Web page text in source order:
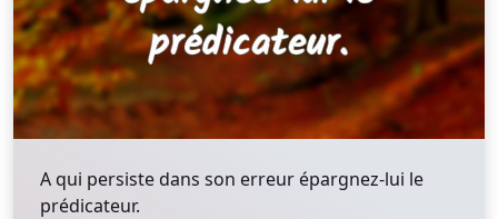
A qui persiste dans son erreur épargnez-lui le
prédicateur.